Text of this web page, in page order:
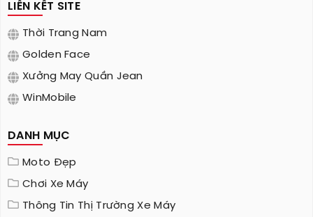
LIÊN KẾT SITE
Thời Trang Nam
Golden Face
Xưởng May Quần Jean
WinMobile
DANH MỤC
Moto Đẹp
Chơi Xe Máy
Thông Tin Thị Trường Xe Máy